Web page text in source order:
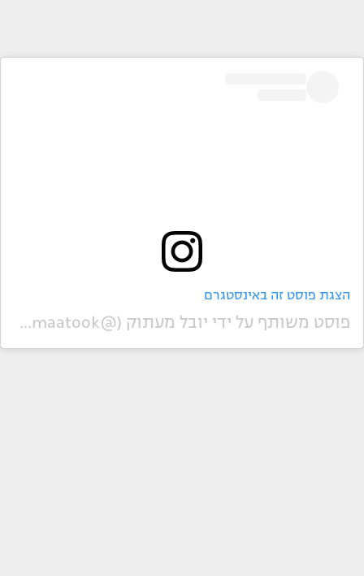
הצגת פוסט זה באינסטגרם
פוסט משותף על ידי ‏‎יובל מעתוק‎‏ (@‏‎yuval_maatook‎‏)